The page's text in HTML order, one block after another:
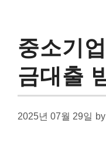
중소기
금대출
2025년 07월 29일 by